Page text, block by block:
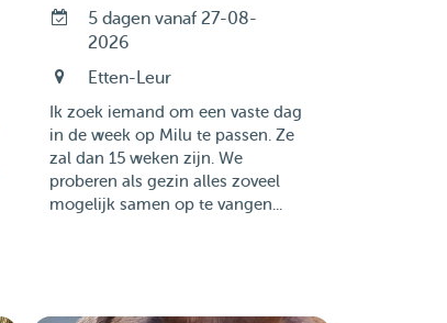
5 dagen vanaf 27-08-
2026
Etten-Leur
Ik zoek iemand om een vaste dag
in de week op Milu te passen. Ze
zal dan 15 weken zijn. We
proberen als gezin alles zoveel
mogelijk samen op te vangen...